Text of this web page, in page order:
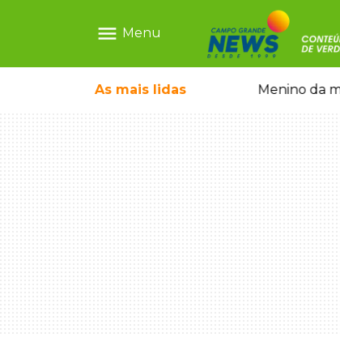
menu Menu
As mais lidas
falso e prende pai e filho Menino da